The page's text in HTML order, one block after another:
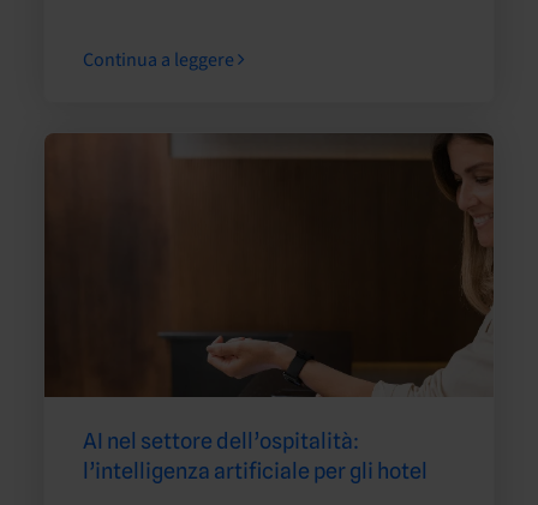
Continua a leggere
AI nel settore dell’ospitalità:
l’intelligenza artificiale per gli hotel